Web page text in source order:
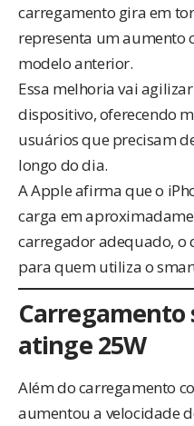
carregamento gira em
representa um aumento
modelo anterior.
Essa melhoria vai
dispositivo, oferecendo
usuários que precisam
longo do dia.
A Apple afirma que o
carga em
carregador adequado, o
para quem utiliza o
Carregamento
atinge 25W
Além do carregamento
aumentou a velocidade